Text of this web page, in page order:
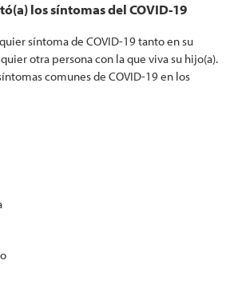
los síntomas del COVID-19
síntoma de COVID-19 tanto en su
otra persona con la que viva su hijo(a).
comunes de COVID-19 en los